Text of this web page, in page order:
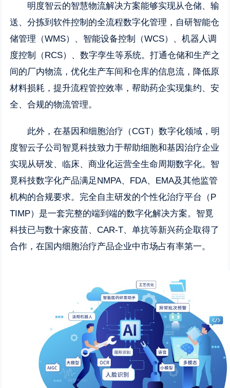
明度智云的智慧物流解决方案能够实现从仓储、输
送、分拣到软件控制的全流程数字化管理，自研智能仓
储管理（WMS）、智能设备控制（WCS）、机器人调
度控制（RCS）、数字孪生等系统。打通仓储和生产之
间的厂内物流，优化生产车间和仓库的信息流，降低原
材料损耗，提升流程管控效率，帮助药企实现集约、安
全、合规的物流管理。
此外，在基因和细胞治疗（CGT）数字化领域，明
度智云子公司智覓科技致力于帮助细胞和基因治疗企业
实现从研发、临床、商业化运营全生命周期数字化。智
覓科技数字化产品满足NMPA、FDA、EMA及其他监管
机构的合规要求。完全自主研发的个性化治疗平台（P
TIMP）是一套完整的端到端的数字化解决方案。智覓
科技已与数十家疫苗、CAR-T、单抗等新兴药企取得了
合作，在国内细胞治疗产品企业中市场占有率第一。